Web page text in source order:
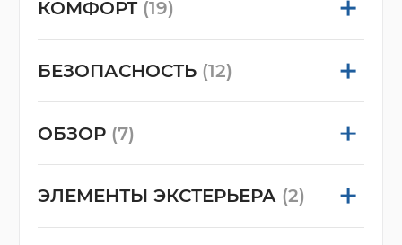
КОМФОРТ (19)
БЕЗОПАСНОСТЬ (12)
ОБЗОР (7)
ЭЛЕМЕНТЫ ЭКСТЕРЬЕРА (2)